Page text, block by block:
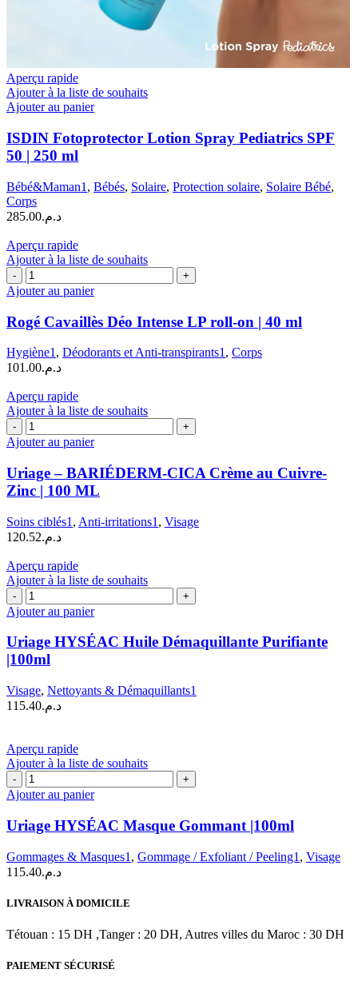
Aperçu rapide
Ajouter à la liste de souhaits
Ajouter au panier
ISDIN Fotoprotector Lotion Spray Pediatrics SPF
50 | 250 ml
Bébé&Maman1 , Bébés, Solaire, Protection solaire, Solaire Bébé,
Corps
د.م.285.00
Aperçu rapide
Ajouter à la liste de souhaits
quantité
de
Cavaillès
Déo
Intense
LP
roll-
|
40
ml
Ajouter au panier
Rogé Cavaillès Déo Intense LP roll-on | 40 ml
Hygiène1 , Déodorants et Anti-transpirants1 , Corps
د.م.101.00
Aperçu rapide
Ajouter à la liste de souhaits
quantité
de
–
BARIÉDERM-
CICA
au
Cuivre-
|
100
ML
Ajouter au panier
Uriage – BARIÉDERM-CICA Crème au Cuivre-
Zinc | 100 ML
Soins ciblés1 , Anti-irritations1 , Visage
د.م.120.52
Aperçu rapide
Ajouter à la liste de souhaits
quantité
de
HYSÉAC
Huile
Démaquillante
|100ml
Ajouter au panier
Uriage HYSÉAC Huile Démaquillante Purifiante
|100ml
Visage, Nettoyants & Démaquillants1
د.م.115.40
Aperçu rapide
Ajouter à la liste de souhaits
quantité
de
HYSÉAC
Masque
|100ml
Ajouter au panier
Uriage HYSÉAC Masque Gommant |100ml
Gommages & Masques1 , Gommage / Exfoliant / Peeling1 , Visage
د.م.115.40
LIVRAISON À DOMICILE
Tétouan : 15 DH ,Tanger : 20 DH, Autres villes du Maroc : 30 DH
PAIEMENT SÉCURISÉ